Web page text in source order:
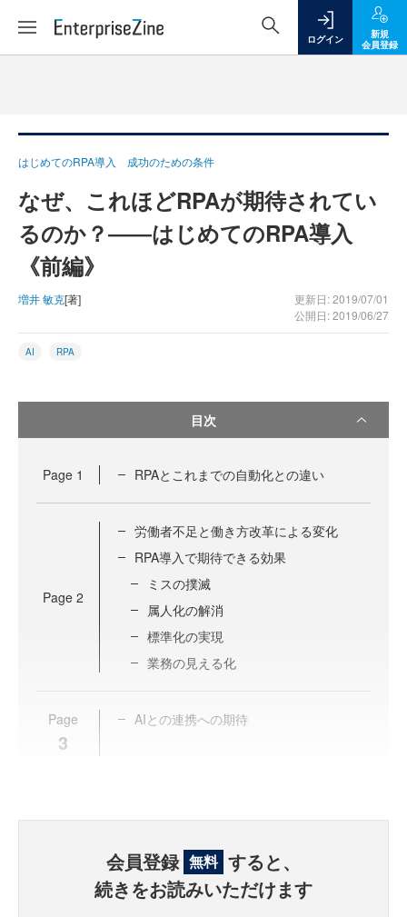
ログイン
新規
会員登録
はじめてのRPA導入 成功のための条件
なぜ、これほどRPAが期待されてい
るのか？――はじめてのRPA導入
《前編》
増井 敏克[著]
更新日: 2019/07/01
公開日: 2019/06/27
AI RPA
目次
Page 1 RPAとこれまでの自動化との違い
Page 2
労働者不足と働き方改革による変化
RPA導入で期待できる効果
ミスの撲滅
属人化の解消
標準化の実現
業務の見える化
Page
3
AIとの連携への期待
会員登録 無料 すると、
続きをお読みいただけます